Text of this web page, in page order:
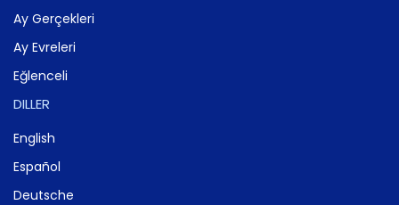
Ay Gerçekleri
Ay Evreleri
Eğlenceli
DILLER
English
Español
Deutsche